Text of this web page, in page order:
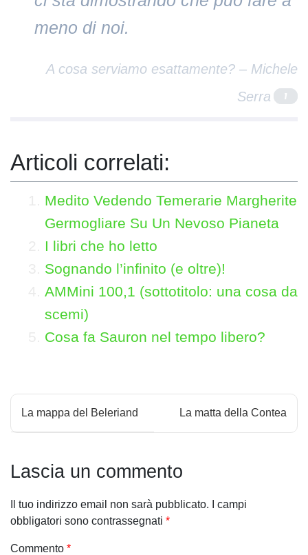
meno di noi.
A cosa serviamo esattamente? – Michele
Serra
1
Articoli correlati:
Medito Vedendo Temerarie Margherite
Germogliare Su Un Nevoso Pianeta
I libri che ho letto
Sognando l’infinito (e oltre)!
AMMini 100,1 (sottotitolo: una cosa da
scemi)
Cosa fa Sauron nel tempo libero?
N
a
v
i
g
a
La mappa del Beleriand La matta della Contea
Lascia un commento
Il tuo indirizzo email non sarà pubblicato.
I campi
obbligatori sono contrassegnati *
Commento *